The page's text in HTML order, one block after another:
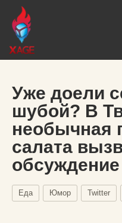
Уже доели
шубой? В
необычная
салата
обсуждение
Еда Юмор Twitter